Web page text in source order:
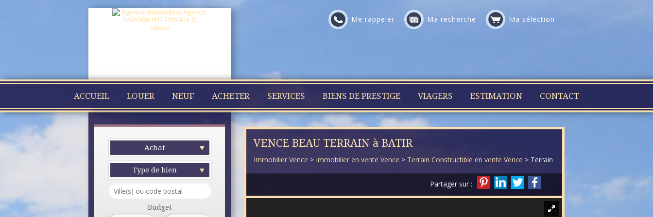
Me rappeler Ma recherche Ma sélection
ACCUEIL LOUER NEUF ACHETER SERVICES BIENS DE PRESTIGE VIAGERS ESTIMATION CONTACT
Achat
Type de bien
Budget
VENCE BEAU TERRAIN à BATIR
Immobilier Vence > Immobilier en vente Vence > Terrain Constructible en vente Vence > Terrain Constructible VT082
Partager sur :